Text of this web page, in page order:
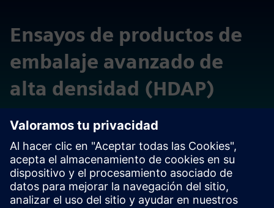
Ensayos de productos de
embalaje avanzado de
alta densidad (HDAP)
Xpedition y Calibre en estos laboratorios virtuales
autónomos alojados en la nube.
Ver las versiones de prueba